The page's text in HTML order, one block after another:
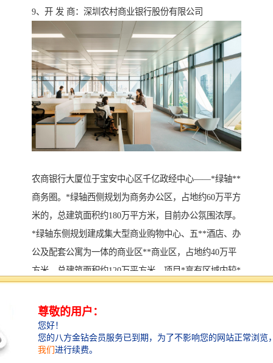
9、开 发 商：深圳农村商业银行股份有限公司
农商银行大厦位于宝安中心区千亿政经中心——*绿轴**
商务圈。*绿轴西侧规划为商务办公区，占地约60万平方
米的，总建筑面积约180万平方米，目前办公氛围浓厚。
*绿轴东侧规划建成集大型商业购物中心、五**酒店、办
公及配套公寓为一体的商业区**商业区，占地约40万平
方米，总建筑面积约120万平方米，项目*享有区域内较*
（博物馆、展览馆）、青少年宫及文化艺术中心、演艺
中心、海滨公园。
一、楼盘参数